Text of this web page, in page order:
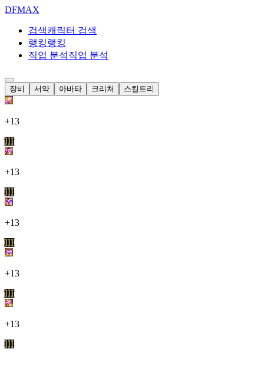
DFMAX
검색캐릭터 검색
랭킹랭킹
직업 분석직업 분석
장비 서약 아바타 크리쳐 스킬트리
+13
III
+13
III
+13
III
+13
III
+13
III